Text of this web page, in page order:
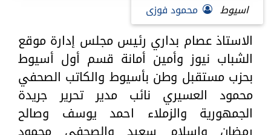
اسيوط محمود فوزى
الاستاذ عصام بداري رئيس مجلس إدارة موقع
الشباب نيوز وأمين أمانة قسم أول أسيوط
بحزب مستقبل وطن بأسيوط والكاتب الصحفي
محمود العسيري نائب مدير تحرير جريدة
الجمهورية والزملاء احمد يوسف وصالح